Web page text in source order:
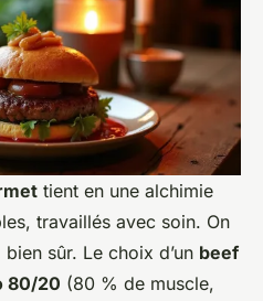
tient en une alchimie
travaillés avec soin. On
sûr. Le choix d’un beef
80/20 (80 % de muscle,